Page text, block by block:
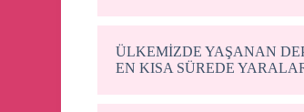
ÜLKEMİZDE YAŞANAN
EN KISA SÜREDE